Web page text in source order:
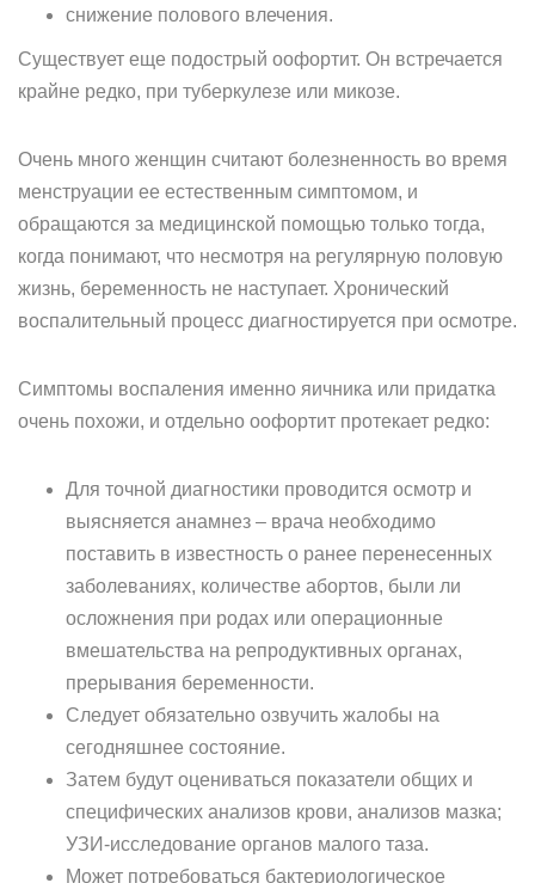
снижение полового влечения.
Существует еще подострый оофортит. Он встречается
крайне редко, при туберкулезе или микозе.
Очень много женщин считают болезненность во время
менструации ее естественным симптомом, и
обращаются за медицинской помощью только тогда,
когда понимают, что несмотря на регулярную половую
жизнь, беременность не наступает. Хронический
воспалительный процесс диагностируется при осмотре.
Симптомы воспаления именно яичника или придатка
очень похожи, и отдельно оофортит протекает редко:
Для точной диагностики проводится осмотр и
выясняется анамнез – врача необходимо
поставить в известность о ранее перенесенных
заболеваниях, количестве абортов, были ли
осложнения при родах или операционные
вмешательства на репродуктивных органах,
прерывания беременности.
Следует обязательно озвучить жалобы на
сегодняшнее состояние.
Затем будут оцениваться показатели общих и
специфических анализов крови, анализов мазка;
УЗИ-исследование органов малого таза.
Может потребоваться бактериологическое